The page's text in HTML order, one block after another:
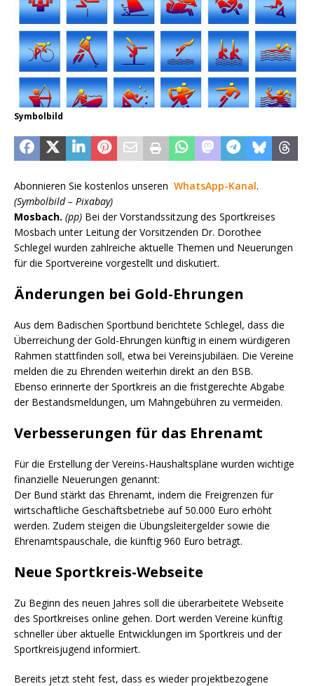
Symbolbild
Abonnieren Sie kostenlos unseren WhatsApp-Kanal.
(Symbolbild – Pixabay)
Mosbach. (pp) Bei der Vorstandssitzung des Sportkreises
Mosbach unter Leitung der Vorsitzenden Dr. Dorothee
Schlegel wurden zahlreiche aktuelle Themen und Neuerungen
für die Sportvereine vorgestellt und diskutiert.
Änderungen bei Gold-Ehrungen
Aus dem Badischen Sportbund berichtete Schlegel, dass die
Überreichung der Gold-Ehrungen künftig in einem würdigeren
Rahmen stattfinden soll, etwa bei Vereinsjubiläen. Die Vereine
melden die zu Ehrenden weiterhin direkt an den BSB.
Ebenso erinnerte der Sportkreis an die fristgerechte Abgabe
der Bestandsmeldungen, um Mahngebühren zu vermeiden.
Verbesserungen für das Ehrenamt
Für die Erstellung der Vereins-Haushaltspläne wurden wichtige
finanzielle Neuerungen genannt:
Der Bund stärkt das Ehrenamt, indem die Freigrenzen für
wirtschaftliche Geschäftsbetriebe auf 50.000 Euro erhöht
werden. Zudem steigen die Übungsleitergelder sowie die
Ehrenamtspauschale, die künftig 960 Euro beträgt.
Neue Sportkreis-Webseite
Zu Beginn des neuen Jahres soll die überarbeitete Webseite
des Sportkreises online gehen. Dort werden Vereine künftig
schneller über aktuelle Entwicklungen im Sportkreis und der
Sportkreisjugend informiert.
Bereits jetzt steht fest, dass es wieder projektbezogene